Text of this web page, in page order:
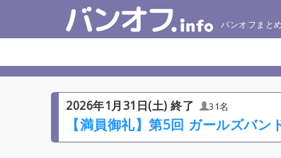
バンオフまと
2026年1月31日(土) 終了 31名
【満員御礼】第5回 ガールズバ